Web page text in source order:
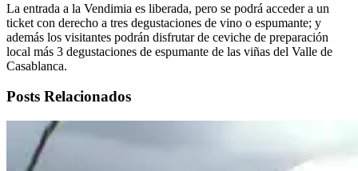
La entrada a la Vendimia es liberada, pero se podrá acceder a un
ticket con derecho a tres degustaciones de vino o espumante; y
además los visitantes podrán disfrutar de ceviche de preparación
local más 3 degustaciones de espumante de las viñas del Valle de
Casablanca.
Posts Relacionados